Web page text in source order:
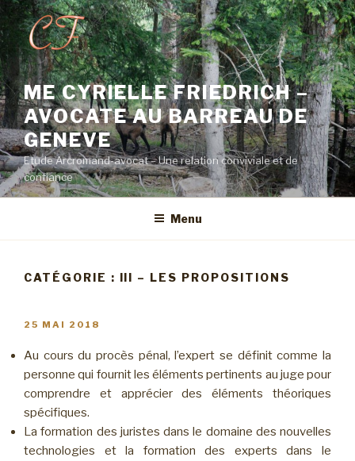
Aller
au
contenu
principal
ME CYRIELLE FRIEDRICH –
AVOCATE AU BARREAU DE
GENEVE
Etude Arcromand-avocat – Une relation conviviale et de
confiance
Menu
CATÉGORIE : III – LES PROPOSITIONS
PUBLIÉ
25 MAI 2018
Au cours du procès pénal, l’expert se définit comme la
personne qui fournit les éléments pertinents au juge pour
comprendre et apprécier des éléments théoriques
spécifiques.
La formation des juristes dans le domaine des nouvelles
technologies et la formation des experts dans le